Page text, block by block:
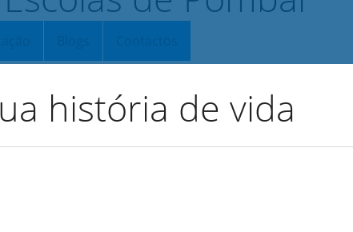
história de vida